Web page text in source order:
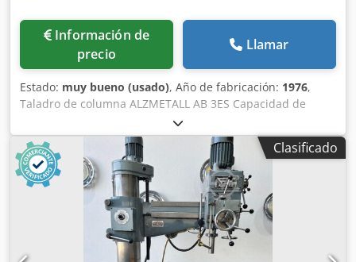
Información de
precio
Llamar
Estado: muy bueno (usado), Año de fabricación: 1976,
Taladro de columna ALZMETALL AB 3ES Capacidad de
perforación en acero St 60 28 mm Capacidad de
perforación en fundición GG 20 35 mm Crsdpfxjwg Hdvs
Apcof Capacidad de perforación en St 60 35 mm Montaje
del husillo MK 3 Proyección 290 mm Recorrido de la pluma
160 mm Carrera de la mesa 592 mm Diámetro de la
columna 115 mm Superficie de sujeción 510 x 300 mm
Velocidad del husillo 130-1750 rpm. Peso aproximado de la
máquina. 400 kilos Construido en 1976 ¡Con sistema de
refrigeración!
Clasificado